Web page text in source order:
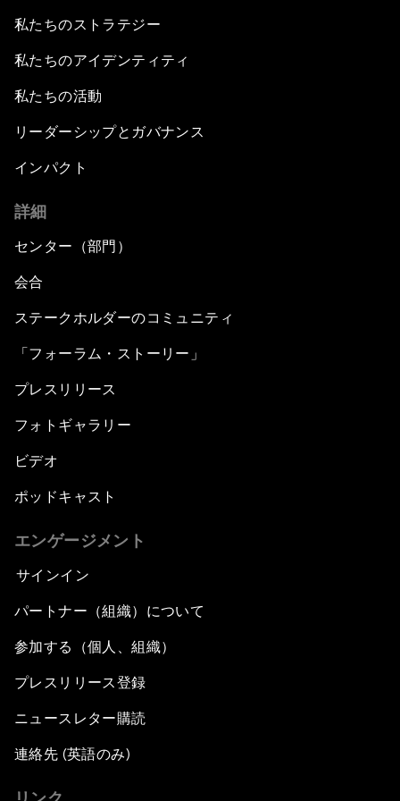
私たちのストラテジー
私たちのアイデンティティ
私たちの活動
リーダーシップとガバナンス
インパクト
詳細
センター（部門）
会合
ステークホルダーのコミュニティ
「フォーラム・ストーリー」
プレスリリース
フォトギャラリー
ビデオ
ポッドキャスト
エンゲージメント
サインイン
パートナー（組織）について
参加する（個人、組織）
プレスリリース登録
ニュースレター購読
連絡先 (英語のみ)